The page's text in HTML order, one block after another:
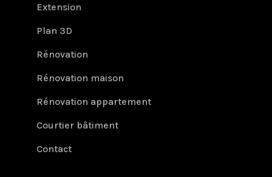
Extension
Plan 3D
Rénovation
Rénovation maison
Rénovation appartement
Courtier bâtiment
Contact